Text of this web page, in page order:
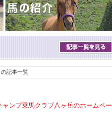
記事一覧
ンプ乗馬クラブ八ヶ岳のホームペー